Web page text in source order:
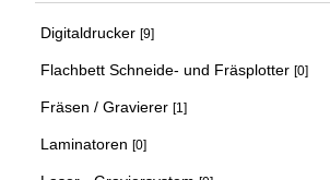
Digitaldrucker [9]
Flachbett Schneide- und Fräsplotter [0]
Fräsen / Gravierer [1]
Laminatoren [0]